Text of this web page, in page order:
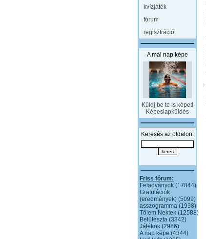
kvízjáték
fórum
regisztráció
A mai nap képe
Küldj be te is képet!
Képeslapküldés
Keresés az oldalon:
Friss fórum:
Feladványok (17844)
Gratulációk
(eredmények) (5099)
asszogramma (1938)
Tőlem Nektek (12588)
Betűtészta (3342)
Játékok (2986)
A nap képe (4344)